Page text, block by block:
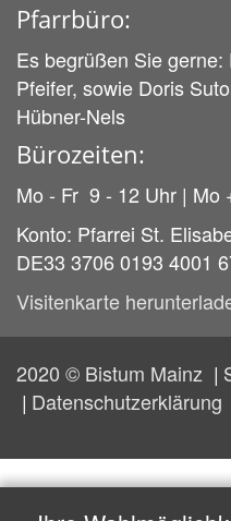
Pfarrbüro:
Es begrüßen Sie
Pfeifer, sowie Doris
Hübner-Nels
Bürozeiten:
Mo - Fr 9 - 12 Uhr | Mo
Konto: Pfarrei St.
DE33 3706 0193 4001
Visitenkarte
2020 © Bistum Mainz
Datenschutzerklärung